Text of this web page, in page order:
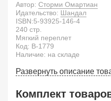
Автор: Сторми Омартиан
Идательство: Шандал
ISBN:5-93925-146-4
240 стр.
Мягкий переплет
Код: B-1779
Наличие: на складе
Развернуть описание
Комплект